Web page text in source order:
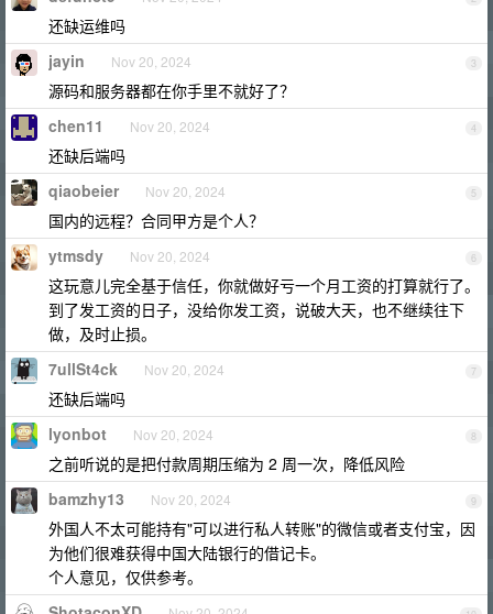
还缺运维吗
3
jayin Nov 20, 2024
源码和服务器都在你手里不就好了？
4
chen11 Nov 20, 2024
还缺后端吗
5
qiaobeier Nov 20, 2024
国内的远程？合同甲方是个人？
6
ytmsdy Nov 20, 2024
这玩意儿完全基于信任，你就做好亏一个月工资的打算就行了。
到了发工资的日子，没给你发工资，说破大天，也不继续往下
做，及时止损。
7
7ullSt4ck Nov 20, 2024
还缺后端吗
8
lyonbot Nov 20, 2024
之前听说的是把付款周期压缩为 2 周一次，降低风险
9
bamzhy13 Nov 20, 2024
外国人不太可能持有"可以进行私人转账"的微信或者支付宝，因
为他们很难获得中国大陆银行的借记卡。
个人意见，仅供参考。